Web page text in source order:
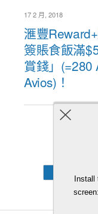
17 2 月, 2018
滙豐
簽賬食飯滿
賞錢」(=280
Avios)！